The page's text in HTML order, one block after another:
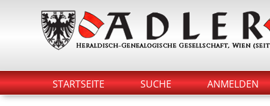
STARTSEITE SUCHE ANMELDEN